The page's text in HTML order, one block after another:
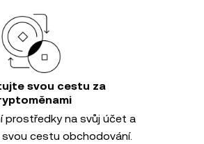
svou cestu za
prostředky na svůj účet a
cestu obchodování.